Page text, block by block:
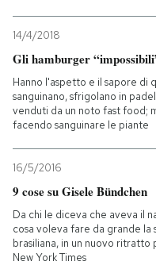
14/4/2018
Gli hamburger
Hanno l'aspetto e il sapore di
sanguinano, sfrigolano in
venduti da un noto fast food;
facendo sanguinare le piante
16/5/2016
9 cose su Gisele Bündchen
Da chi le diceva che aveva il
cosa voleva fare da grande la
brasiliana, in un nuovo ritratto
New York Times